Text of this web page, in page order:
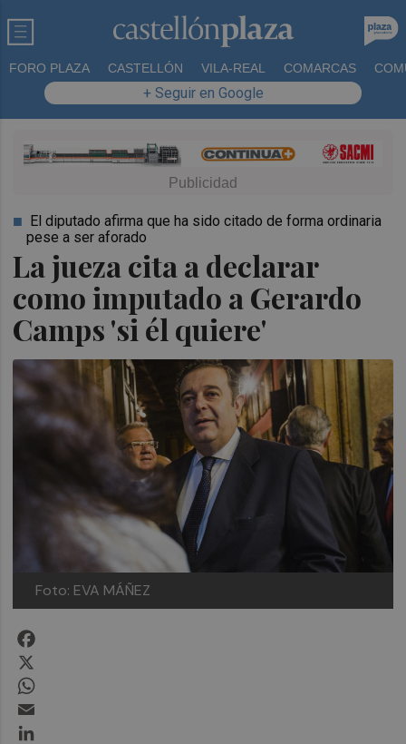
FORO PLAZA CASTELLÓN VILA-REAL COMARCAS
+ Seguir en Google
La jueza cita a declarar
como imputado a Gerardo
Camps 'si él quiere'
El diputado afirma que ha sido citado de forma ordinaria
pese a ser aforado
Foto: EVA MÁÑEZ